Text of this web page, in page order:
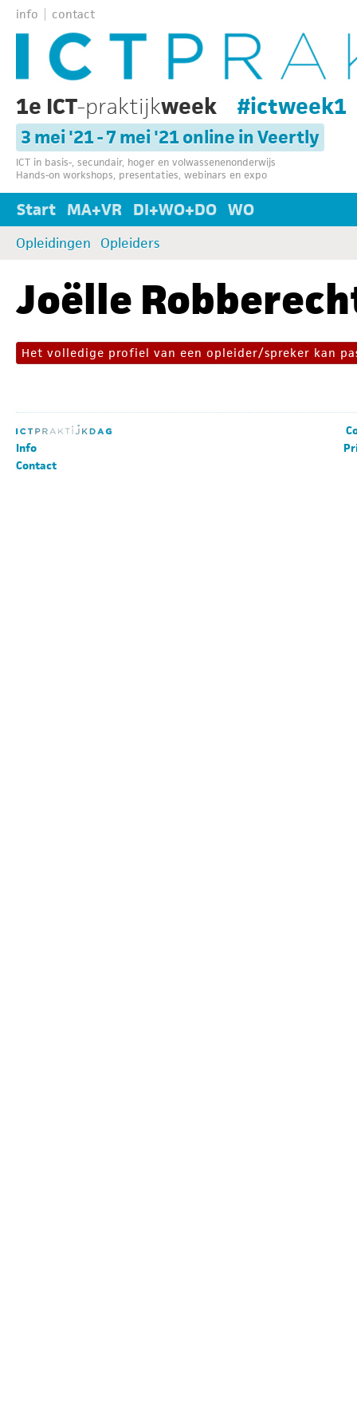
info contact
1e ICT-praktijkweek #ictweek1
3 mei '21 - 7 mei '21 online in Veertly
ICT in basis-, secundair, hoger en volwassenenonderwijs
Hands-on workshops, presentaties, webinars en expo
Start MA+VR DI+WO+DO WO
Opleidingen Opleiders
Joëlle
Het volledige profiel van een opleider/spreker kan
Info
Contact